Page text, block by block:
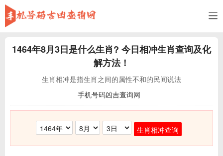
1464年8月3日是什么生肖? 今日相冲生肖查询及化
解方法！
生肖相冲是指生肖之间的属性不和的民间说法
手机号码凶吉查询网
生肖相冲查询